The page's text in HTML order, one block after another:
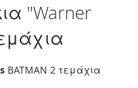
"Warner
BATMAN 2 τεμάχια